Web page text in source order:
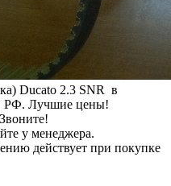
Ducato 2.3 SNR в
РФ. Лучшие цены!
у менеджера.
действует при покупке